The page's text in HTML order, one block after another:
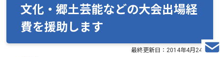
文化・郷土芸能などの大会出場経
費を援助します
最終更新日： 2014年4月24日